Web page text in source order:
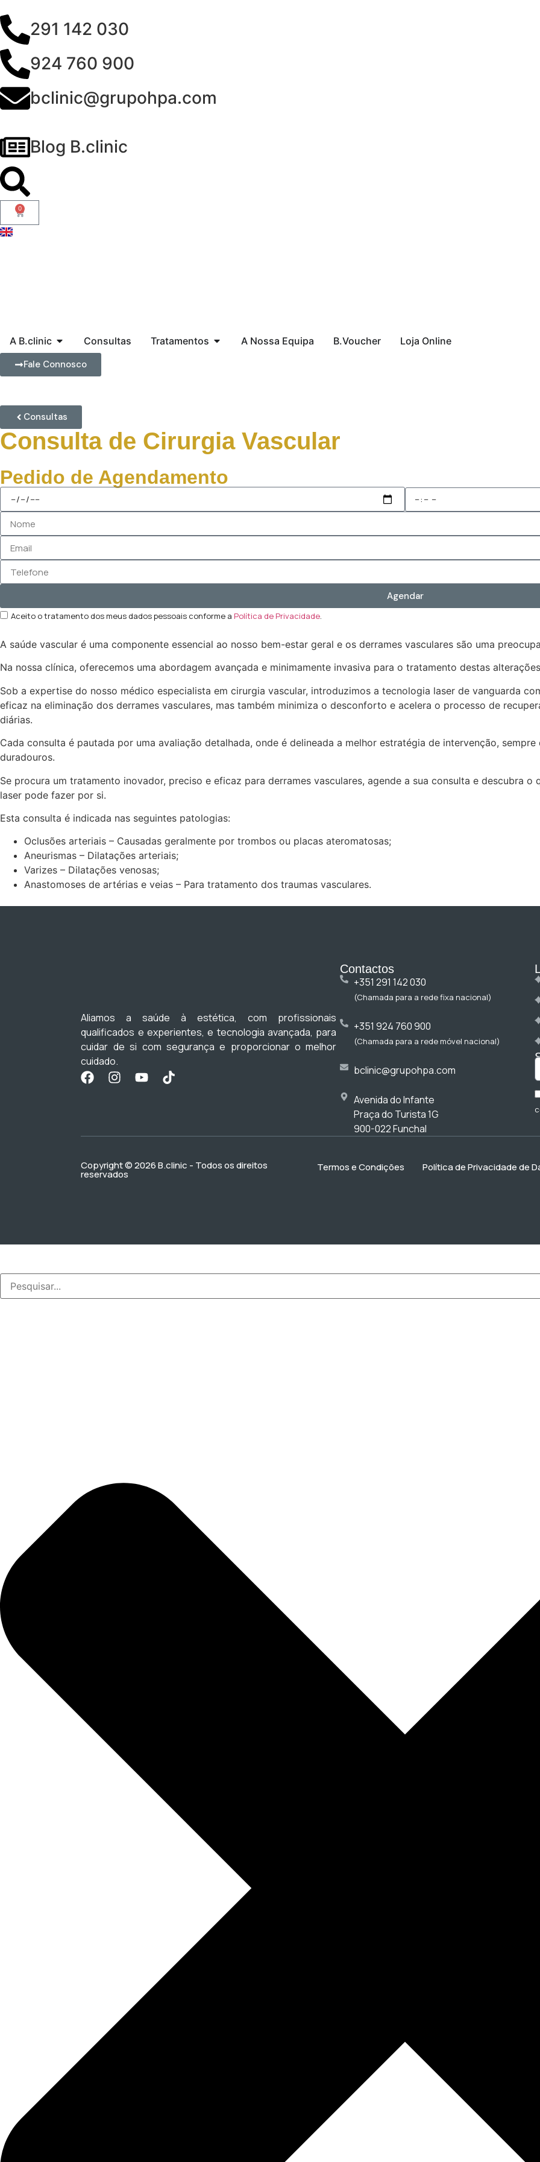
291 142 030
924 760 900
bclinic@grupohpa.com
Blog B.clinic
0
A B.clinic Consultas Tratamentos A Nossa Equipa B.Voucher
Loja Online
Fale Connosco
Consultas
Consulta de Cirurgia Vascular
Pedido de Agendamento
Aceito o tratamento dos meus dados pessoais conforme a Política de Privacidade.
Agendar
A saúde vascular é uma componente essencial ao nosso bem-estar geral e os derrames vasculares são uma
Na nossa clínica, oferecemos uma abordagem avançada e minimamente invasiva para o tratamento destas
Sob a expertise do nosso médico especialista em cirurgia vascular, introduzimos a tecnologia laser de vanguarda
eficaz na eliminação dos derrames vasculares, mas também minimiza o desconforto e acelera o processo de
diárias.
Cada consulta é pautada por uma avaliação detalhada, onde é delineada a melhor estratégia de intervenção,
duradouros.
Se procura um tratamento inovador, preciso e eficaz para derrames vasculares, agende a sua consulta e descubra
laser pode fazer por si.
Esta consulta é indicada nas seguintes patologias:
Oclusões arteriais – Causadas geralmente por trombos ou placas ateromatosas;
Aneurismas – Dilatações arteriais;
Varizes – Dilatações venosas;
Anastomoses de artérias e veias – Para tratamento dos traumas vasculares.
Aliamos a saúde à estética, com profissionais
qualificados e experientes, e tecnologia avançada, para
cuidar de si com segurança e proporcionar o melhor
cuidado.
Contactos
+351 291 142 030
(Chamada para a rede fixa nacional)
+351 924 760 900
(Chamada para a rede móvel nacional)
bclinic@grupohpa.com
Avenida do Infante
Praça do Turista 1G
900-022 Funchal
Copyright © 2026 B.clinic - Todos os direitos
reservados
Termos e Condições Política de Privacidade de